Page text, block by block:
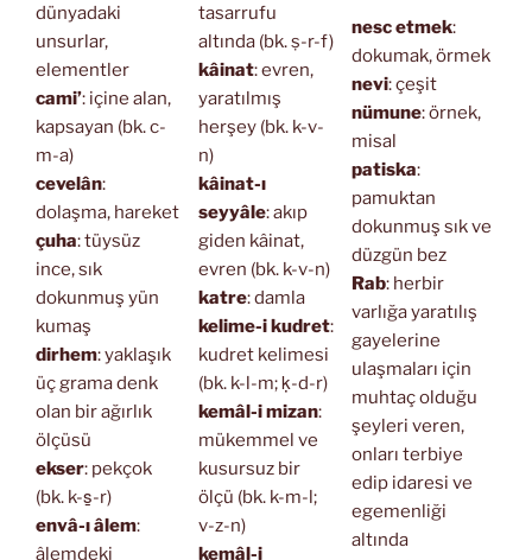
dünyadaki
unsurlar,
elementler
cami’: içine alan,
kapsayan (bk. c-
m-a)
cevelân:
dolaşma, hareket
çuha: tüysüz
ince, sık
dokunmuş yün
kumaş
dirhem: yaklaşık
üç grama denk
olan bir ağırlık
ölçüsü
ekser: pekçok
(bk. k-s̱-r)
envâ-ı âlem:
âlemdeki
tasarrufu
altında (bk. ṣ-r-f)
kâinat: evren,
yaratılmış
herşey (bk. k-v-
n)
kâinat-ı
seyyâle: akıp
giden kâinat,
evren (bk. k-v-n)
katre: damla
kelime-i kudret:
kudret kelimesi
(bk. k-l-m; ḳ-d-r)
kemâl-i mizan:
mükemmel ve
kusursuz bir
ölçü (bk. k-m-l;
v-z-n)
kemâl-i
nesc etmek:
dokumak, örmek
nevi: çeşit
nümune: örnek,
misal
patiska:
pamuktan
dokunmuş sık ve
düzgün bez
Rab: herbir
varlığa yaratılış
gayelerine
ulaşmaları için
muhtaç olduğu
şeyleri veren,
onları terbiye
edip idaresi ve
egemenliği
altında